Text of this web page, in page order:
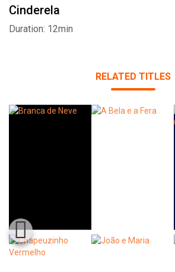
Cinderela
Duration: 12min
RELATED TITLES